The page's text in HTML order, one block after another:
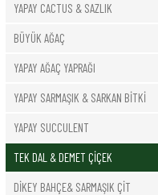
YAPAY CACTUS & SAZLIK
BÜYÜK AĞAÇ
YAPAY AĞAÇ YAPRAĞI
YAPAY SARMAŞIK & SARKAN BİTKİ
YAPAY SUCCULENT
TEK DAL & DEMET ÇİÇEK
DİKEY BAHÇE& SARMAŞIK ÇİT